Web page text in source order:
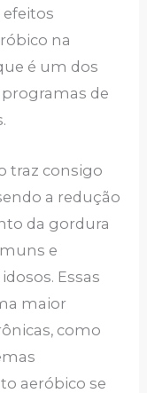
na
é um dos
de
traz consigo
a redução
da gordura
e
Essas
maior
como
aeróbico se